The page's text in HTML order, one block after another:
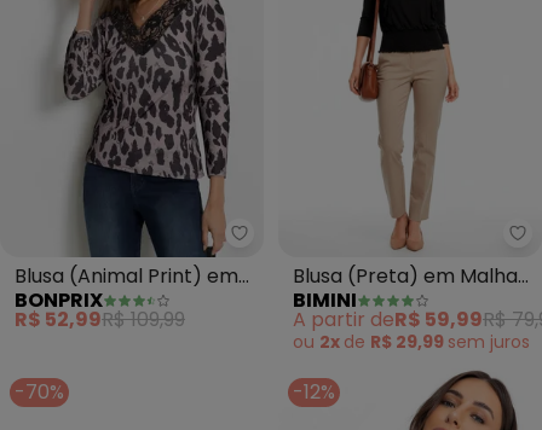
bonprix - Blusa (Animal Print)
Blusa (Animal Print) em
Malha Fria
BONPRIX
R$ 52,99R$ 109,99
Blusa (Preta) em Malha
de Viscose
BIMINI
A partir deR$ 59,99R$
ou 2x de R$ 29,99 sem juros
-70% -12%